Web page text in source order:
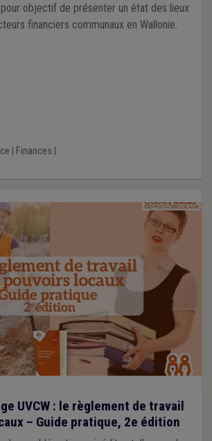
objectif de présenter un état des lieux
financiers communaux en Wallonie.
Finances
UVCW : le règlement de travail
– Guide pratique, 2e édition